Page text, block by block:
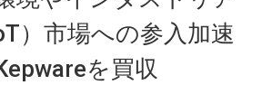
）市場への参入加速
を買収